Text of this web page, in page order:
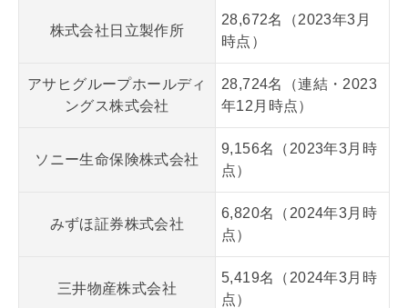
株式会社日立製作所
28,672名（2023年3月
時点）
アサヒグループホールディ
ングス株式会社
28,724名（連結・2023
年12月時点）
ソニー生命保険株式会社
9,156名（2023年3月時
点）
みずほ証券株式会社
6,820名（2024年3月時
点）
三井物産株式会社
5,419名（2024年3月時
点）